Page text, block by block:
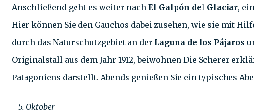
Anschließend geht es weiter nach El Galpón del Glaciar,
Hier können Sie den Gauchos dabei zusehen, wie sie mit
durch das Naturschutzgebiet an der Laguna de los Pájaros
Originalstall aus dem Jahr 1912, beiwohnen Die Scherer
Patagoniens darstellt. Abends genießen Sie ein typisches
- 5. Oktober